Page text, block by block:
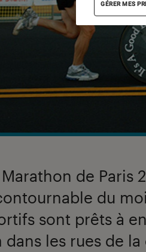
de Paris
du
sont prêts à
dans les rues de
GÉRER MES